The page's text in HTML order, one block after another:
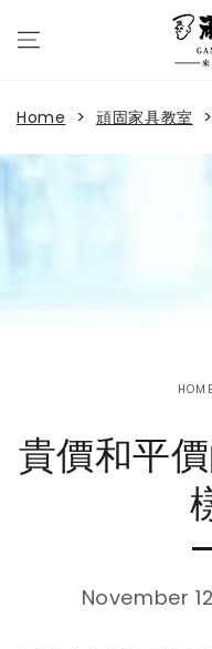
CONTENT
Home > 頑固家具教室 >
HOME
貴價和平
November